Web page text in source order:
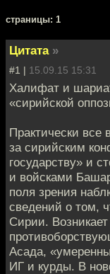
cтраницы: 1
Цитата »
#1 | 15.09.15 15:31
Халифат и
«сирийской
Практически
за сирийским
государству» и
и войсками
поля зрения
сведений о том,
Сирии.
Асада,
ИГ и курды. В